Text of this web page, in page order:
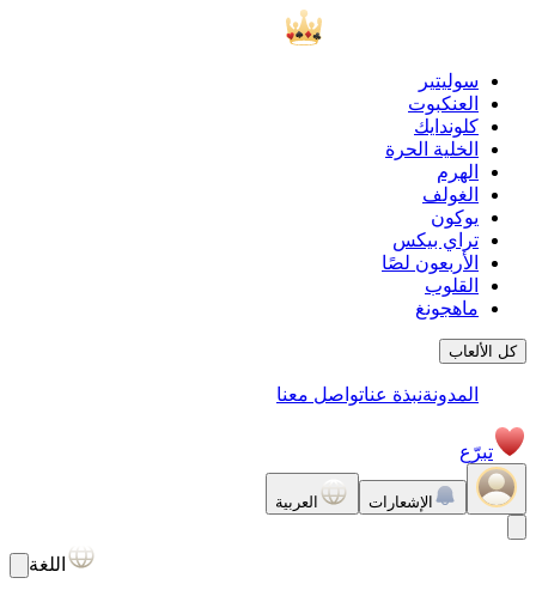
سوليتير
العنكبوت
كلوندايك
الخلية الحرة
الهرم
الغولف
يوكون
تراي بيكس
الأربعون لصًا
القلوب
ماهجونغ
كل الألعاب
المدونةنبذة عناتواصل معنا
تبرّع
الإشعارات العربية
اللغة